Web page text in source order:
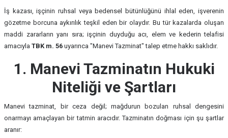
İş kazası, işçinin ruhsal veya bedensel bütünlüğünü ihlal eden, işverenin
gözetme borcuna aykırılık teşkil eden bir olaydır. Bu tür kazalarda oluşan
maddi zararların yanı sıra; işçinin duyduğu acı, elem ve kederin telafisi
amacıyla TBK m. 56 uyarınca "Manevi Tazminat" talep etme hakkı saklıdır.
1. Manevi Tazminatın Hukuki
Niteliği ve Şartları
Manevi tazminat, bir ceza değil; mağdurun bozulan ruhsal dengesini
onarmayı amaçlayan bir tatmin aracıdır. Tazminatın doğması için şu şartlar
aranır: